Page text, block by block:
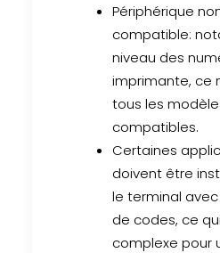
Périphérique
compatible:
niveau des
imprimante, ce
tous les
compatibles.
Certaines
doivent être
le terminal
de codes, ce
complexe pour